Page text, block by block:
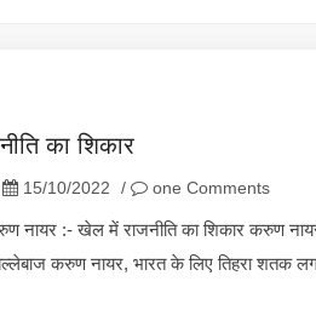
का शिकार
15/10/2022 / one Comments
नायर :- खेल में राजनीति का शिकार करुण
करुण नायर, भारत के लिए तिहरा शतक